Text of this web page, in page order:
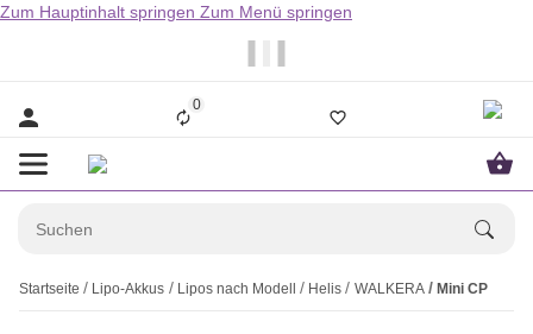
Zum Hauptinhalt springen Zum Menü springen
Bestellungen bis 14.00Uhr werden
0
Startseite Lipo-Akkus Lipos nach Modell Helis WALKERA Mini CP